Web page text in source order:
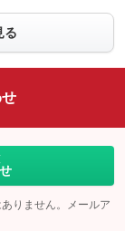
る
りません。メールア